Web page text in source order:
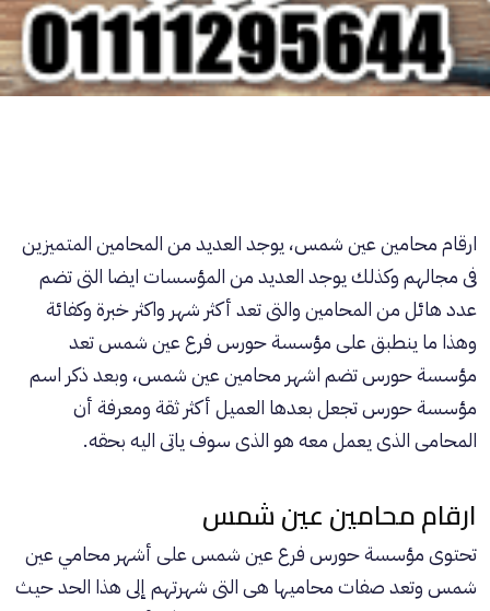
ارقام محامين عين شمس، يوجد العديد من المحامين المتميزين
فى مجالهم وكذلك يوجد العديد من المؤسسات ايضا التى تضم
عدد هائل من المحامين والتى تعد أكثر شهر واكثر خبرة وكفائة
وهذا ما ينطبق علىمؤسسة حورسفرع عين شمس تعد
مؤسسة حورستضم اشهر محامين عين شمس، وبعد ذكر اسم
مؤسسة حورس تجعل بعدها العميل أكثر ثقة ومعرفة أن
المحامى الذى يعمل معه هو الذى سوف ياتى اليه بحقه.
ارقام محامين عين شمس
تحتوىمؤسسة حورسفرع عين شمس على أشهر محامي عين
شمس وتعد صفات محاميها هى التى شهرتهم إلى هذا الحد حيث